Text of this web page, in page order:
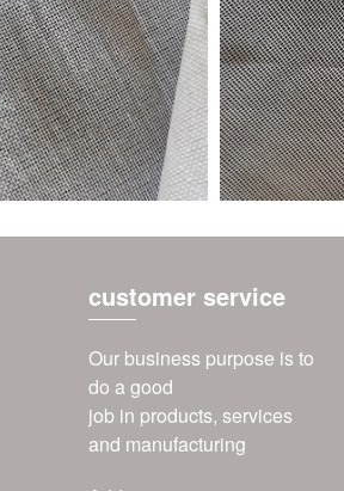
customer service
Our business purpose is to
do a good
job in products, services
and manufacturing